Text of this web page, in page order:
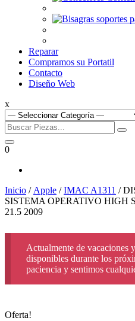
Reparar
Compramos su Portatil
Contacto
Diseño Web
x
0
Inicio / Apple /IMAC A1311 /
SISTEMA OPERATIVO HIGH
21.5 2009
Actualmente de vacaciones
disponibles durante los
paciencia y sentimos
Oferta!